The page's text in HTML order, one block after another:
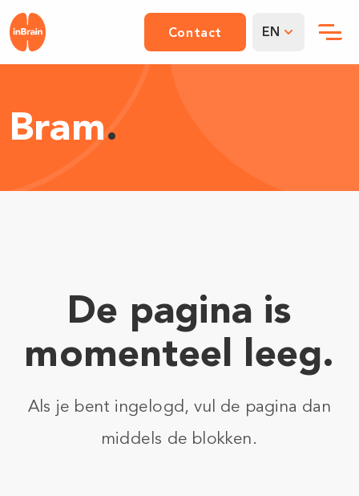
Contact EN
Bram.
De pagina is
momenteel leeg.
Als je bent ingelogd, vul de pagina dan
middels de blokken.